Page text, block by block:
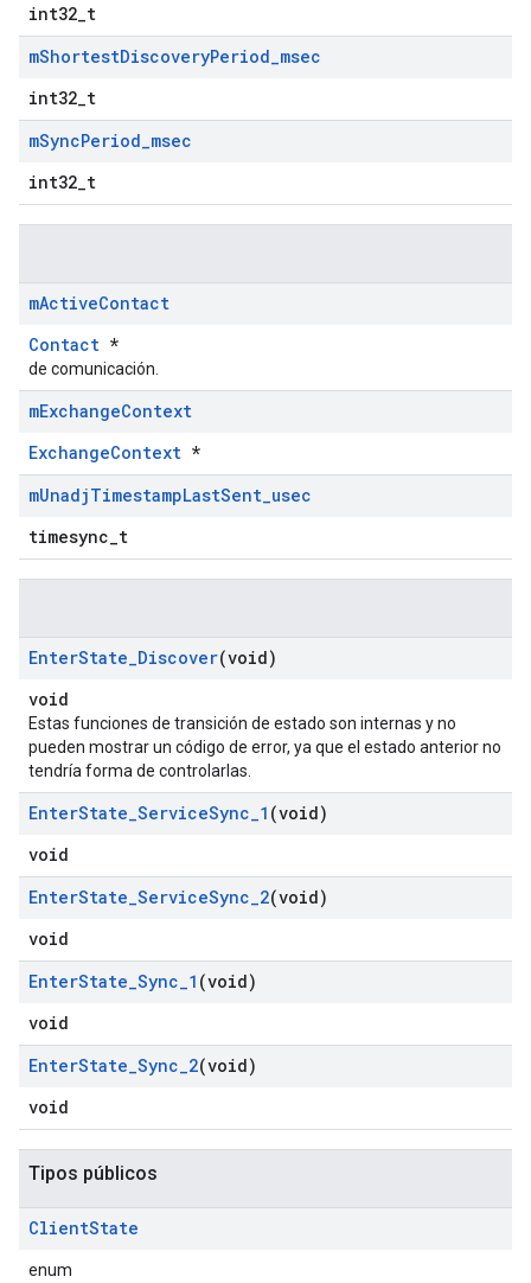
int32_t
mShortestDiscoveryPeriod_msec
int32_t
mSyncPeriod_msec
int32_t
mActiveContact
Contact *
de comunicación.
mExchangeContext
ExchangeContext *
mUnadjTimestampLastSent_usec
timesync_t
EnterState_Discover(void)
void
Estas funciones de transición de estado son internas y no
pueden mostrar un código de error, ya que el estado anterior no
tendría forma de controlarlas.
EnterState_ServiceSync_1 (void)
void
EnterState_ServiceSync_2(void)
void
EnterState_Sync_1 (void)
void
EnterState_Sync_2(void)
void
Tipos públicos
ClientState
enum